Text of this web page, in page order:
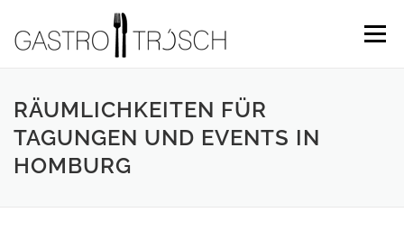
Menü
RÄUMLICHKEITEN FÜR
TAGUNGEN UND EVENTS IN
HOMBURG